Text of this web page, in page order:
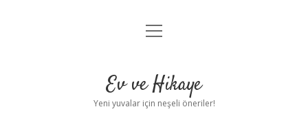
Anasayfa
Yasal Uyarı
menüyü
Ev ve Hikaye
Yeni yuvalar için neşeli öneriler!